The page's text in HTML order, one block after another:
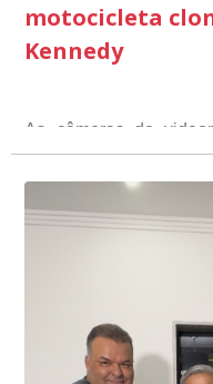
motocicleta
Kennedy
As câmeras de
Presidente Kennedy
01 de junho, uma
adulteração,
videomonitoramento
Durante a
através da
conta do sistema de
recentemente em